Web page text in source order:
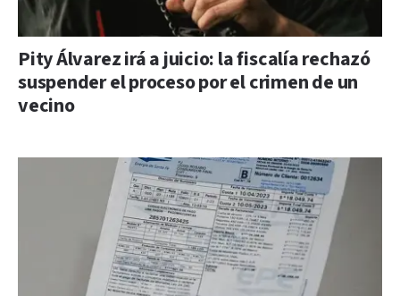
Pity Álvarez irá a juicio: la fiscalía rechazó
suspender el proceso por el crimen de un
vecino